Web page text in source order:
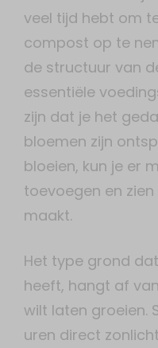
veel tijd hebt om
compost op te
de structuur van
essentiële
zijn dat je het
bloemen zijn
bloeien, kun je er
toevoegen en
maakt.
Het type grond
heeft, hangt af
wilt laten groeien.
uren direct